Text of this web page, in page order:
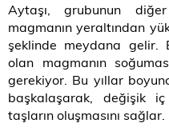
Aytaşı, grubunun
magmanın yeraltından
şeklinde meydana gelir.
olan magmanın
gerekiyor. Bu yıllar
başkalaşarak, değişik
taşların oluşmasını sağlar.